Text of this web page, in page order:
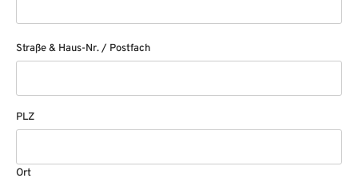
Straße & Haus-Nr. / Postfach
PLZ
Ort